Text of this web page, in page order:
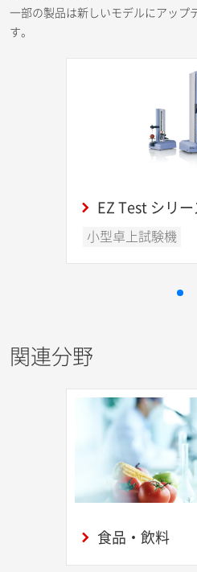
一部の製品は新しいモデルにアップ
す。
EZ Test シリー
小型卓上試験機
関連分野
食品・飲料